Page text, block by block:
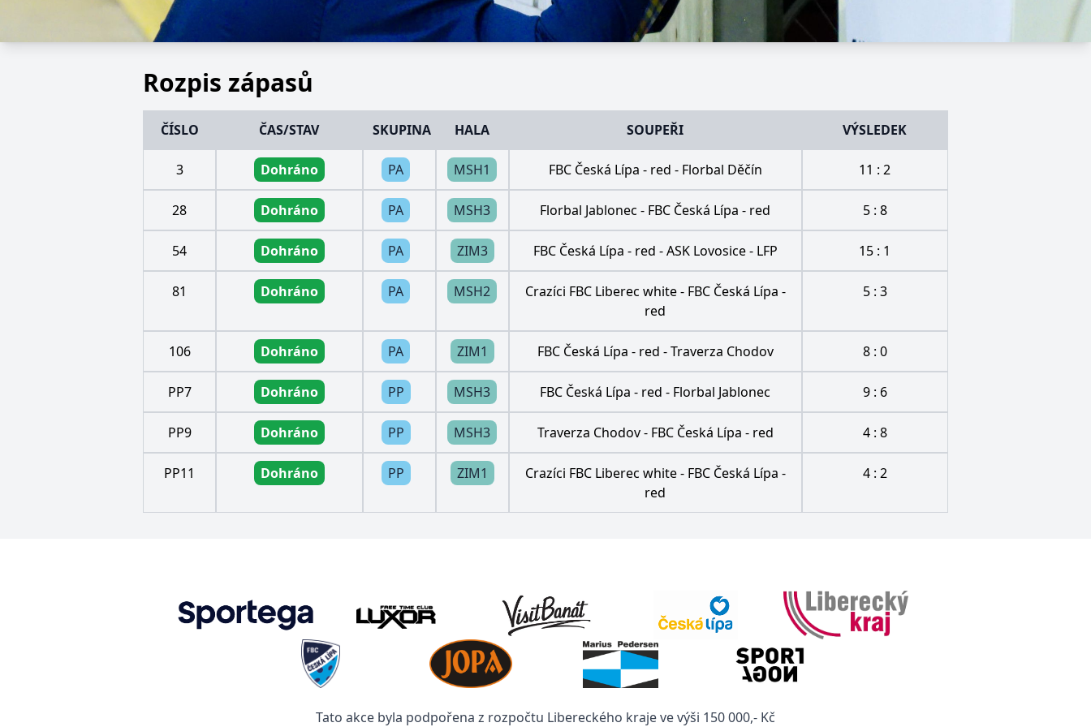
Rozpis zápasů
ČÍSLO ČAS/STAV SKUPINA HALA SOUPEŘI VÝSLEDEK
3 Dohráno PA MSH1 FBC Česká Lípa - red - Florbal Děčín 11 : 2
28 Dohráno PA MSH3 Florbal Jablonec - FBC Česká Lípa - red 5 : 8
54 Dohráno PA ZIM3 FBC Česká Lípa - red -ASK Lovosice - LFP 15 : 1
81 Dohráno PA MSH2 Crazíci FBC Liberec white- FBC Česká Lípa -
red
5 : 3
106 Dohráno PA ZIM1 FBC Česká Lípa - red -Traverza Chodov 8 : 0
PP7 Dohráno PP MSH3 FBC Česká Lípa - red - Florbal Jablonec 9 : 6
PP9 Dohráno PP MSH3 Traverza Chodov- FBC Česká Lípa - red 4 : 8
PP11 Dohráno PP ZIM1 Crazíci FBC Liberec white- FBC Česká Lípa -
red
4 : 2
Tato akce byla podpořena z rozpočtu Libereckého kraje ve výši 150 000,- Kč